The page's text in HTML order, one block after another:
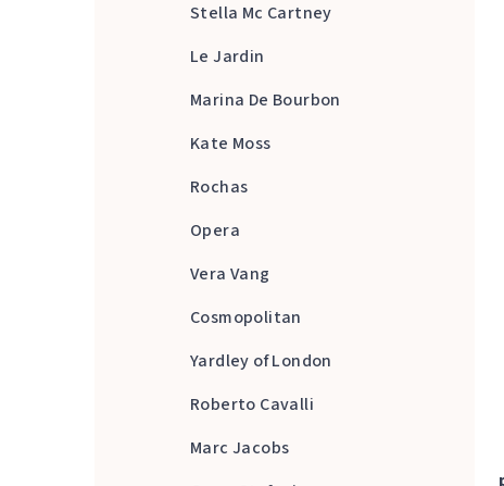
Stella Mc Cartney
Le Jardin
Marina De Bourbon
Kate Moss
Rochas
Opera
Vera Vang
Cosmopolitan
Yardley of London
Roberto Cavalli
Marc Jacobs